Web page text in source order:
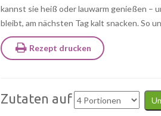
kannst sie heiß oder lauwarm genießen –
bleibt, am nächsten Tag kalt snacken. So
Rezept drucken
Zutaten auf